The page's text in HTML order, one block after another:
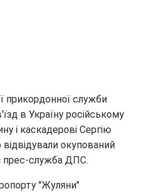
прикордонної служби
в Україну російському
і каскадерові Сергію
окупований
прес-служба ДПС.
"Жуляни"